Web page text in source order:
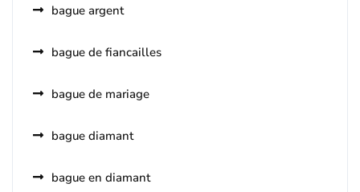
bague argent
bague de fiancailles
bague de mariage
bague diamant
bague en diamant